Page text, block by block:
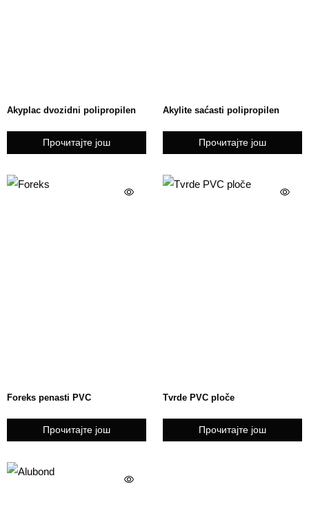
Akyplac dvozidni polipropilen
Прочитајте још
Akylite saćasti polipropilen
Прочитајте још
Foreks penasti PVC
Прочитајте још
Tvrde PVC ploče
Прочитајте још